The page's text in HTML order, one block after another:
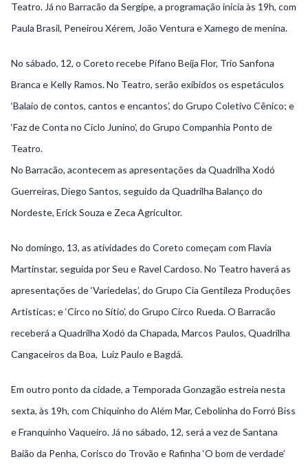
Teatro. Já no Barracão da Sergipe, a programação inicia às 19h, com
Paula Brasil, Peneirou Xérem, João Ventura e Xamego de menina.
No sábado, 12, o Coreto recebe Pífano Beija Flor, Trio Sanfona
Branca e Kelly Ramos. No Teatro, serão exibidos os espetáculos
‘Balaio de contos, cantos e encantos’, do Grupo Coletivo Cênico; e
‘Faz de Conta no Ciclo Junino’, do Grupo Companhia Ponto de
Teatro.
No Barracão, acontecem as apresentações da Quadrilha Xodó
Guerreiras, Diego Santos, seguido da Quadrilha Balanço do
Nordeste, Erick Souza e Zeca Agricultor.
No domingo, 13, as atividades do Coreto começam com Flavia
Martinstar, seguida por Seu e Ravel Cardoso. No Teatro haverá as
apresentações de ‘Variedelas’, do Grupo Cia Gentileza Produções
Artisticas; e ‘Circo no Sítio’, do Grupo Circo Rueda. O Barracão
receberá a Quadrilha Xodó da Chapada, Marcos Paulos, Quadrilha
Cangaceiros da Boa, Luiz Paulo e Bagdá.
Em outro ponto da cidade, a Temporada Gonzagão estreia nesta
sexta, às 19h, com Chiquinho do Além Mar, Cebolinha do Forró Biss
e Franquinho Vaqueiro. Já no sábado, 12, será a vez de Santana
Baião da Penha, Corisco do Trovão e Rafinha ‘O bom de verdade’